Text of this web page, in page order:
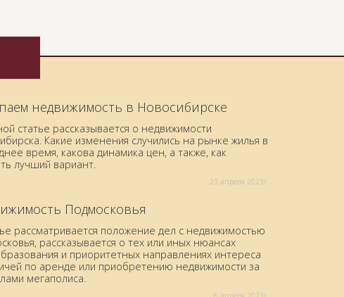
недвижимость в Новосибирске
статье рассказывается о недвижимости
Какие изменения случились на рынке жилья в
время, какова динамика цен, а также, как
лучший вариант.
23 aпреля 2023г.
Подмосковья
рассматривается положение дел с недвижимостью
рассказывается о тех или иных нюансах
и приоритетных направлениях интереса
по аренде или приобретению недвижимости за
мегаполиса.